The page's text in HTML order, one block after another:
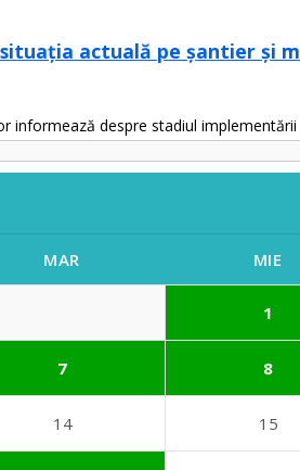
actuală pe șantier și
informează despre stadiul
MAR MIE
1
7 8
14 15